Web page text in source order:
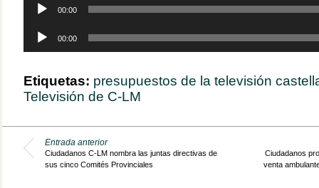
00:00
Reproductor
audio
00:00
Etiquetas: presupuestos de la televisión
Televisión de C-LM
Entrada anterior
Ciudadanos C-LM nombra las juntas directivas de
sus cinco Comités Provinciales
Ciudadanos
venta